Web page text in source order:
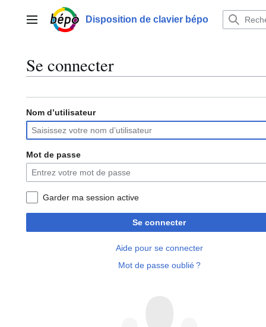
contenuMenu principalDisposition de clavier bépo
Se connecter
Nom d’utilisateur
Mot de passe
Garder ma session active
Se connecter
Aide pour se connecter
Mot de passe oublié ?